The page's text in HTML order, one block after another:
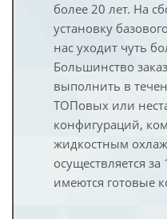
более 20 лет. На
установку
нас уходит чуть
Большинство
выполнить в
ТОПовых или
конфигураций,
жидкостным
осуществляется
имеются готовые